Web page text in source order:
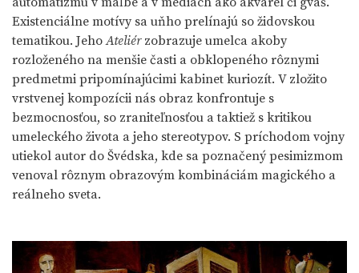
Existenciálne motívy sa uňho prelínajú so židovskou
tematikou. JehoAteliérzobrazuje umelca akoby
rozloženého na menšie časti a obklopeného rôznymi
predmetmi pripomínajúcimi kabinet kuriozít. V zložito
vrstvenej kompozícii nás obraz konfrontuje s
bezmocnosťou, so zraniteľnosťou a taktiež s kritikou
umeleckého života a jeho stereotypov. S príchodom vojny
utiekol autor do Švédska, kde sa poznačený pesimizmom
venoval rôznym obrazovým kombináciám magického a
reálneho sveta.